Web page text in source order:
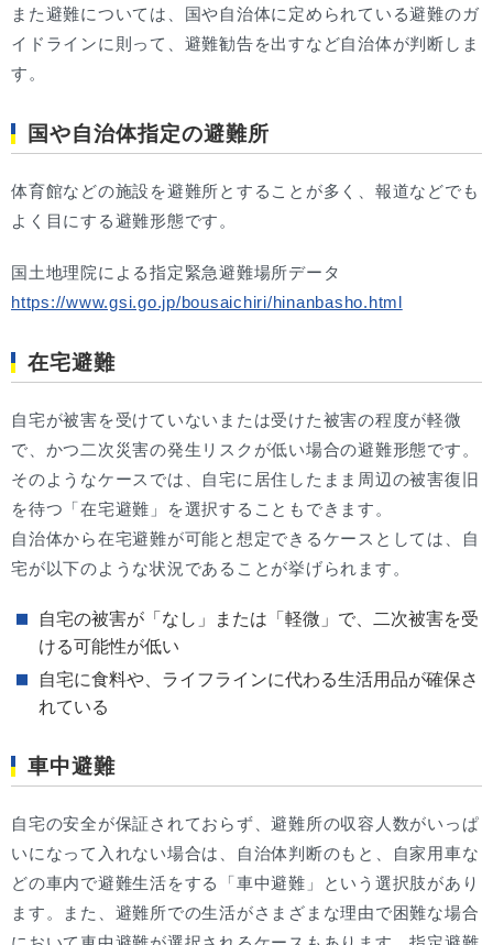
また避難については、国や自治体に定められている避難のガ
イドラインに則って、避難勧告を出すなど自治体が判断しま
す。
国や自治体指定の避難所
体育館などの施設を避難所とすることが多く、報道などでも
よく目にする避難形態です。
国土地理院による指定緊急避難場所データ
https://www.gsi.go.jp/bousaichiri/hinanbasho.html
在宅避難
自宅が被害を受けていないまたは受けた被害の程度が軽微
で、かつ二次災害の発生リスクが低い場合の避難形態です。
そのようなケースでは、自宅に居住したまま周辺の被害復旧
を待つ「在宅避難」を選択することもできます。
自治体から在宅避難が可能と想定できるケースとしては、自
宅が以下のような状況であることが挙げられます。
自宅の被害が「なし」または「軽微」で、二次被害を受
ける可能性が低い
自宅に食料や、ライフラインに代わる生活用品が確保さ
れている
車中避難
自宅の安全が保証されておらず、避難所の収容人数がいっぱ
いになって入れない場合は、自治体判断のもと、自家用車な
どの車内で避難生活をする「車中避難」という選択肢があり
ます。また、避難所での生活がさまざまな理由で困難な場合